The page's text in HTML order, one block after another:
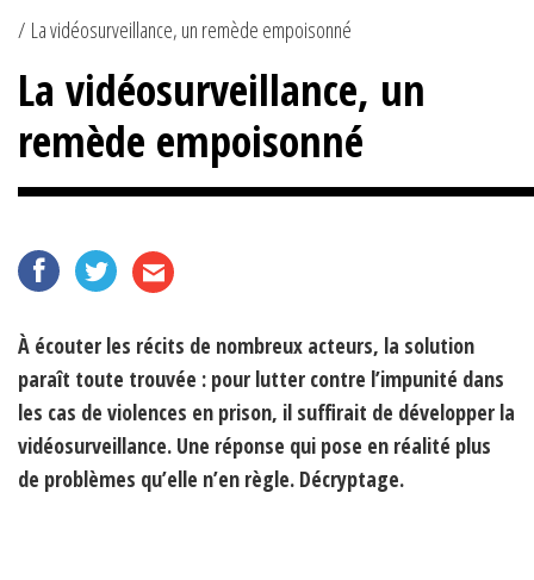
La vidéosurveillance, un remède empoisonné
La vidéosurveillance, un
remède empoisonné
À écouter les récits de nombreux acteurs, la solution
paraît toute trouvée : pour lutter contre l’impunité dans
les cas de violences en prison, il suffirait de développer la
vidéosurveillance. Une réponse qui pose en réalité plus
de problèmes qu’elle n’en règle. Décryptage.